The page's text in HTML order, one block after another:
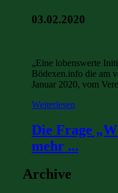
03.02.2020
„Eine lobenswerte
Bödexen.info die am
Januar 2020, vom
Weiterlesen
Die Frage
mehr ...
Archive